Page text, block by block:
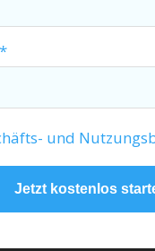
und
Jetzt kostenlos